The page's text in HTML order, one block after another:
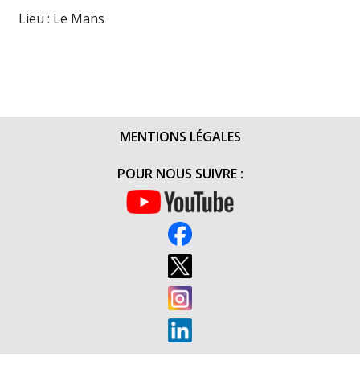
Lieu : Le Mans
MENTIONS LÉGALES
POUR NOUS SUIVRE :